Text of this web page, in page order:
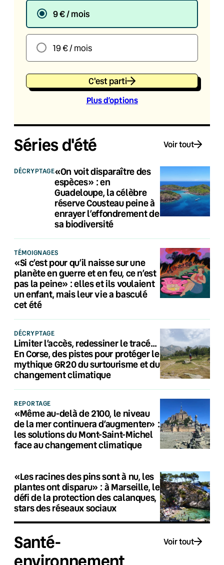
9 € / mois
19 € / mois
C'est parti
Plus d’options
Séries d'été Voir tout
DÉCRYPTAGE«On voit disparaître des
espèces» : en
Guadeloupe, la célèbre
réserve Cousteau peine à
enrayer l’effondrement de
sa biodiversité
TÉMOIGNAGES
«Si c’est pour qu’il naisse sur une
planète en guerre et en feu, ce n’est
pas la peine» : elles et ils voulaient
un enfant, mais leur vie a basculé
cet été
DÉCRYPTAGE
Limiter l’accès, redessiner le tracé…
En Corse, des pistes pour protéger le
mythique GR20 du surtourisme et du
changement climatique
REPORTAGE
«Même au-delà de 2100, le niveau
de la mer continuera d’augmenter» :
les solutions du Mont-Saint-Michel
face au changement climatique
«Les racines des pins sont à nu, les
plantes ont disparu» : à Marseille, le
défi de la protection des calanques,
stars des réseaux sociaux
Santé-
Voir tout